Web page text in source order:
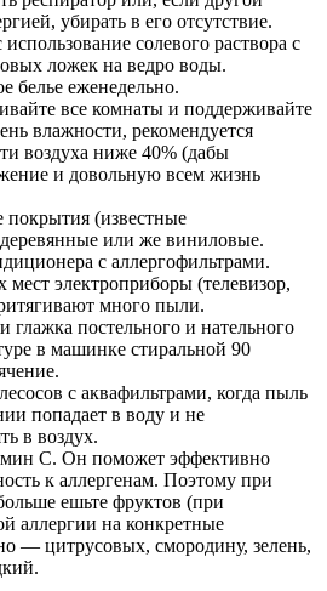
убирать в его отсутствие.
солевого раствора с
ложек на ведро воды.
белье еженедельно.
все комнаты и поддерживайте
влажности, рекомендуется
воздуха ниже 40% (дабы
и довольную всем жизнь
покрытия (известные
или же виниловые.
с аллергофильтрами.
мест электроприборы (телевизор,
много пыли.
глажка постельного и нательного
в машинке стиральной 90
с аквафильтрами, когда пыль
попадает в воду и не
в воздух.
С. Он поможет эффективно
к аллергенам. Поэтому при
ешьте фруктов (при
аллергии на конкретные
— цитрусовых, смородину, зелень,